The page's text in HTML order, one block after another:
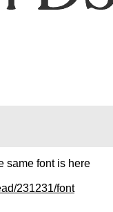
same font is here
231231/font